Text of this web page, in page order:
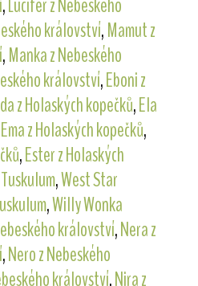
království,Mamut z
,Manka z Nebeského
království,Eboni z
z Holaských kopečků,Ela
Ema z Holaských kopečků,
,Ester z Holaských
,West Star
,Willy Wonka
království,Nera z
,Nero z Nebeského
království,Nira z